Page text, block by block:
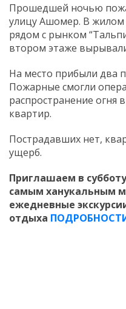
Прошедшей ночью
улицу Ашомер. В жилом
рядом с рынком
втором этаже
На место прибыли два
Пожарные смогли
распространение огня
квартир.
Пострадавших нет,
ущерб.
Приглашаем в
самым ханукальным
ежедневные
отдыха